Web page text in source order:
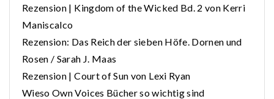
Rezension | Kingdom of the Wicked Bd. 2 von Kerri
Maniscalco
Rezension: Das Reich der sieben Höfe. Dornen und
Rosen / Sarah J. Maas
Rezension | Court of Sun von Lexi Ryan
Wieso Own Voices Bücher so wichtig sind